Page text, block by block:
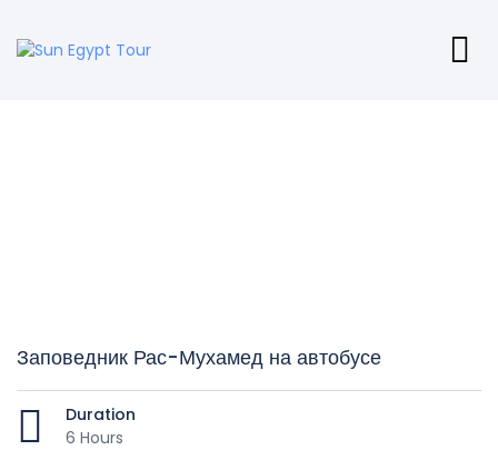
Заповедник Рас-Мухамед на автобусе
Duration
6 Hours